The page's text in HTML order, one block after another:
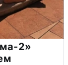
2»